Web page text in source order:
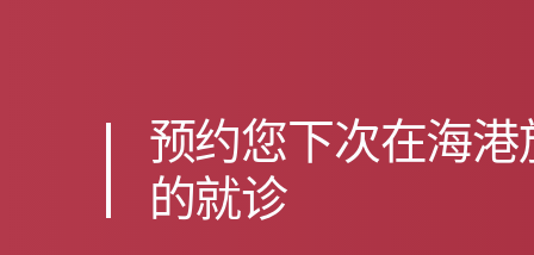
预约您下次在海港
的就诊